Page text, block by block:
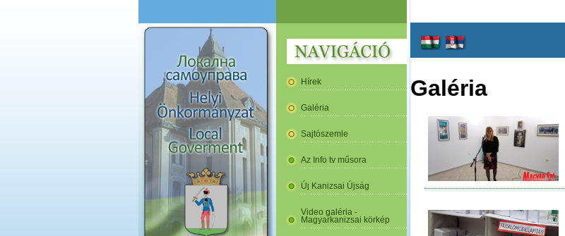
Hírek
Galéria
Sajtószemle
Az Info tv műsora
Új Kanizsai Újság
Video galéria -
Magyarkanizsai körkép
Galéria